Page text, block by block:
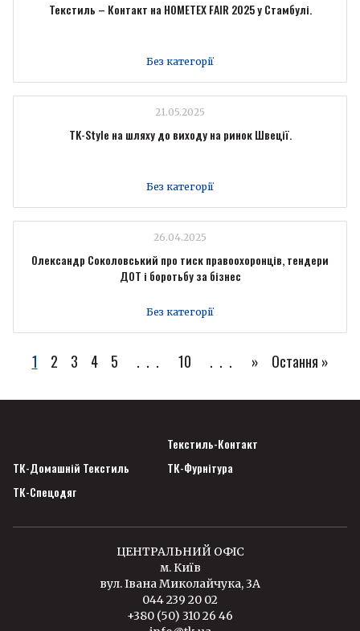
Текстиль – Контакт на HOMETEX FAIR 2025 у Стамбулі.
Без категорії
21.05.2025
TK-Style на шляху до виходу на ринок Швеції.
Без категорії
26.04.2025
Олександр Соколовський про тиск правоохоронців, тендери
ДОТ і боротьбу за бізнес
Без категорії
1 2 3 4 5 ... 10 ... » Остання »
Текстиль-Контакт
ТК-Домашній Текстиль
ТК-Фурнітура
ТК-Спецодяг
ЦЕНТРАЛЬНИЙ ОФІС
м. Київ
вул. Івана Миколайчука, 3А
044 239 20 02
+380 (50) 310 26 46